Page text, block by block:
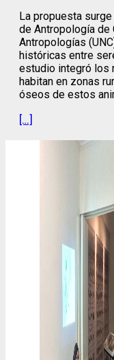
La propuesta
de Antropología de
Antropologías
históricas entre
estudio integró los
habitan en zonas
óseos de estos
[…]